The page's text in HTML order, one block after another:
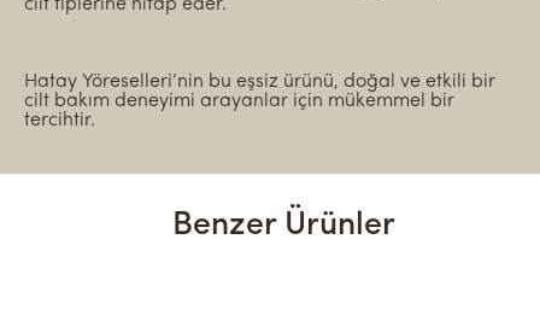
cilt tiplerine hitap eder.
Hatay Yöreselleri’nin bu eşsiz ürünü, doğal ve etkili bir
cilt bakım deneyimi arayanlar için mükemmel bir
tercihtir.
Benzer Ürünler